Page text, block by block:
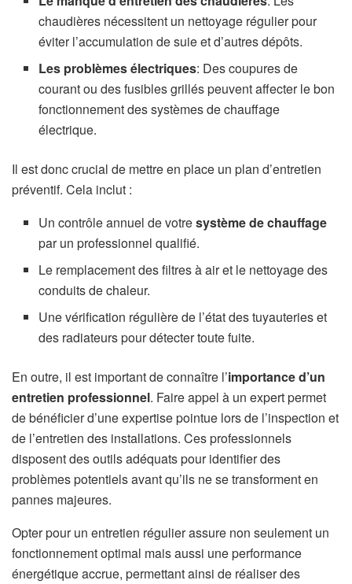
chaudières nécessitent un nettoyage régulier pour
éviter l’accumulation de suie et d’autres dépôts.
Les problèmes électriques: Des coupures de
courant ou des fusibles grillés peuvent affecter le bon
fonctionnement des systèmes de chauffage
électrique.
Il est donc crucial de mettre en place un plan d’entretien
préventif. Cela inclut :
Un contrôle annuel de votresystème de chauffage
par un professionnel qualifié.
Le remplacement des filtres à air et le nettoyage des
conduits de chaleur.
Une vérification régulière de l’état des tuyauteries et
des radiateurs pour détecter toute fuite.
En outre, il est important de connaître l’importance d’un
entretien professionnel. Faire appel à un expert permet
de bénéficier d’une expertise pointue lors de l’inspection et
de l’entretien des installations. Ces professionnels
disposent des outils adéquats pour identifier des
problèmes potentiels avant qu’ils ne se transforment en
pannes majeures.
Opter pour un entretien régulier assure non seulement un
fonctionnement optimal mais aussi une performance
énergétique accrue, permettant ainsi de réaliser des